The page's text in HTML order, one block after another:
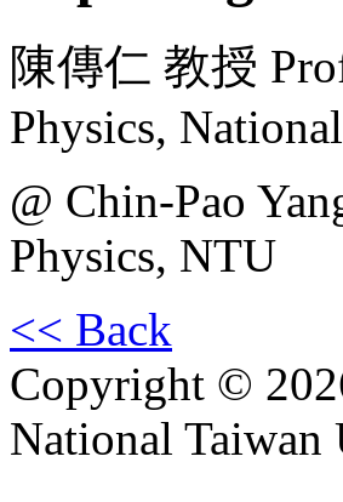
陳傳仁 教授
Physics,
@ Chin-Pao
Physics, NTU
<< Back
Copyright ©
National